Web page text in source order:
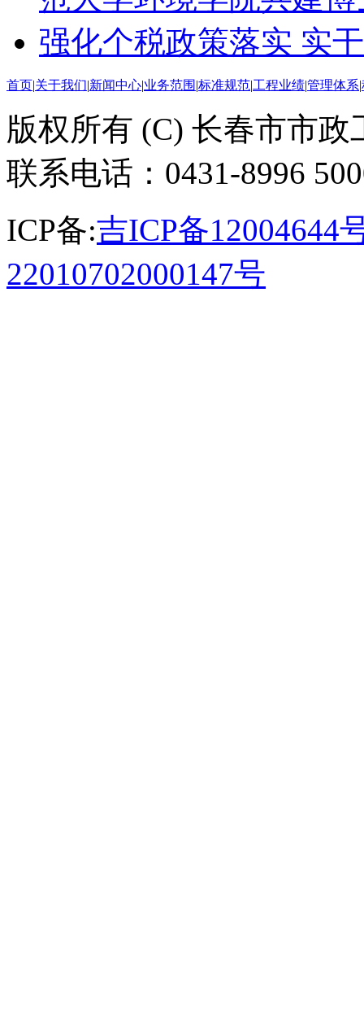
强化个税政策落实 实
首页|关于我们|新闻中心|业务范围 |标准规范|工程业绩|管理体系|
版权所有 (C) 长春市市
联系电话：0431-8996
ICP备:吉ICP备12004644
22010702000147号